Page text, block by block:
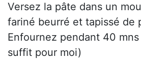
Versez la pâte dans un
fariné beurré et tapissé de
Enfournez pendant 40
suffit pour moi)